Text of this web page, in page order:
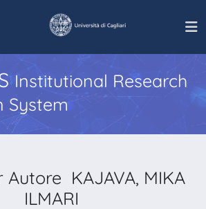
Institutional Research
System
Autore KAJAVA, MIKA
ILMARI